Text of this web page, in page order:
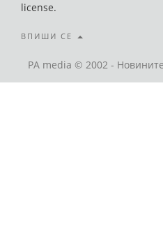
license.
ВПИШИ СЕ
PA media © 2002 -